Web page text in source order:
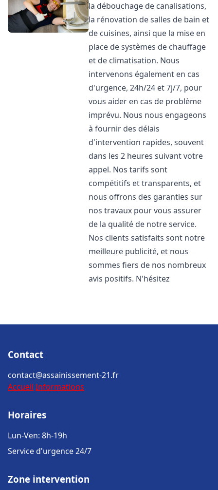
la débouchage de canalisations,
la rénovation de salles de bain et
de cuisines, ainsi que la mise en
place de systèmes de chauffage
et de climatisation. Nous
intervenons également en cas
d'urgence, 24h/24 et 7j/7, pour
vous aider en cas de problème
imprévu. Nous nous engageons
à fournir des délais
d'intervention rapides, souvent
dans les 2 heures suivant votre
appel. Nos tarifs sont
compétitifs et transparents, et
nous offrons des garanties sur
nos travaux pour vous assurer
de la qualité de notre service.
Nos clients satisfaits sont notre
meilleure publicité, et nous
sommes fiers de nos nombreux
avis positifs. N'hésitez
Contact
contact@assainissement-21.fr
Accueil Informations
Horaires
Lun-Ven: 8h-19h
Service d'urgence 24/7
Zone intervention